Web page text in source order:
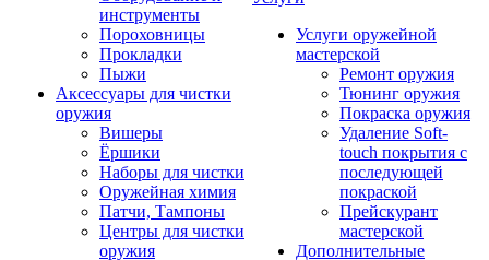
инструменты
Пороховницы
Прокладки
Пыжи
Аксессуары для чистки
оружия
Вишеры
Ёршики
Наборы для чистки
Оружейная химия
Патчи, Тампоны
Центры для чистки
оружия
Услуги оружейной
мастерской
Ремонт оружия
Тюнинг оружия
Покраска оружия
Удаление Soft-
touch покрытия с
последующей
покраской
Прейскурант
мастерской
Дополнительные